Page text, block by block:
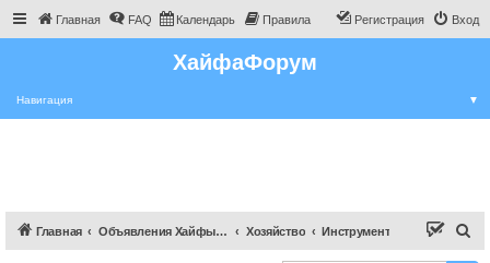
Главная FAQ Календарь Правила Вход
Регистрация
ХайфаФорум
Навигация ▼
Главная Объявления Хайфы и крайот Хозяйство Инструмент